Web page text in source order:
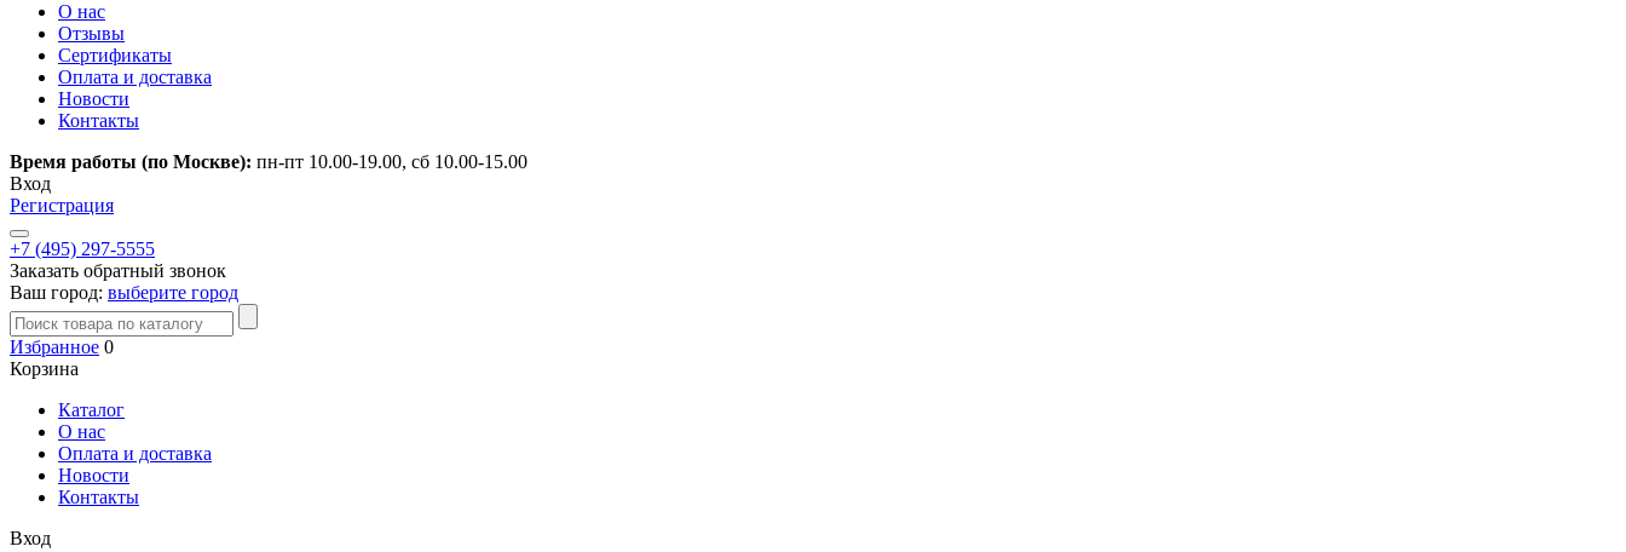
О нас
Отзывы
Сертификаты
Оплата и доставка
Новости
Контакты
Время работы (по Москве): пн-пт 10.00-19.00, сб 10.00-15.00
Вход
Регистрация
+7 (495) 297-5555
Заказать обратный звонок
Ваш город: выберите город
Избранное 0
Корзина
Каталог
О нас
Оплата и доставка
Новости
Контакты
Вход